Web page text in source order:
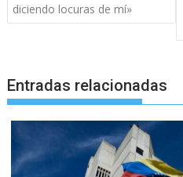
diciendo locuras de mí»
Entradas relacionadas